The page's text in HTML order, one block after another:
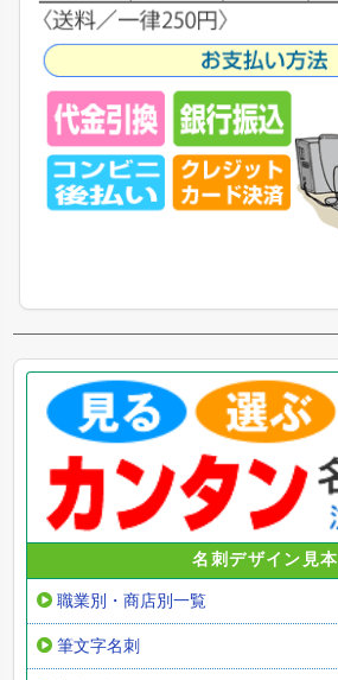
名刺デザイン見本
職業別・商店別一覧
筆文字名刺